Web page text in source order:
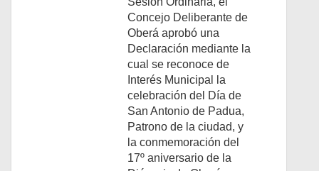
Concejo Deliberante de
Oberá aprobó una
Declaración mediante la
cual se reconoce de
Interés Municipal la
celebración del Día de
San Antonio de Padua,
Patrono de la ciudad, y
la conmemoración del
17º aniversario de la